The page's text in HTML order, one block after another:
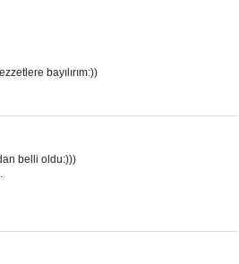
bayılırım:))
belli oldu:)))